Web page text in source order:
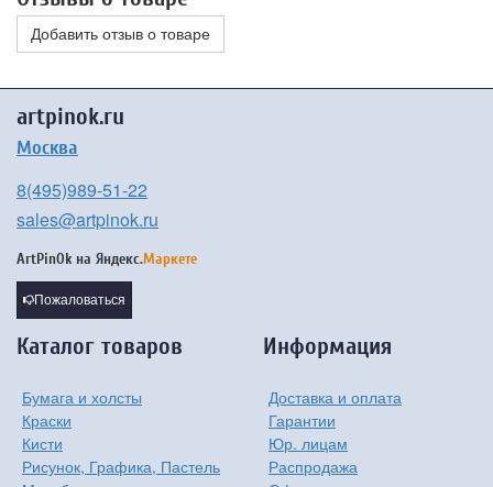
Добавить отзыв о товаре
artpinok.ru
Москва
8(495)989-51-22
sales@artpinok.ru
ArtPinOk на Яндекс.Маркете
Пожаловаться
Каталог товаров
Бумага и холсты
Краски
Кисти
Рисунок, Графика, Пастель
Информация
Доставка и оплата
Гарантии
Юр. лицам
Распродажа